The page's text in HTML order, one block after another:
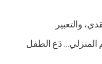
والتعبير
المنزلي… دَع الطفل